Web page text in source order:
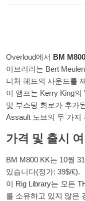
Overloud에서 BM
이브러리는 Bert
니처 헤드의 사운드를
이 앰프는 Kerry King
및 부스팅 회로가 추가
Assault 노브의 두 가지
가격 및 출시
BM M800 KK는 10월
있습니다(정가: 39$/€).
이 Rig Library는 모든
를 소유하고 있지 않은